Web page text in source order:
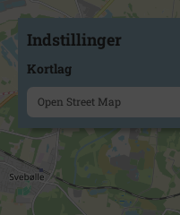
Indstillinger
Kortlag
Open Street Map